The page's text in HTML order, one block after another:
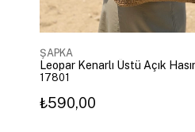
ŞAPKA
17801
₺590,00